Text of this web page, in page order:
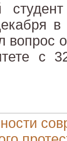
вопрос
с